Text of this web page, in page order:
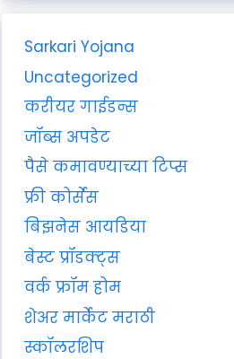
Sarkari Yojana
Uncategorized
करीयर गाईडन्स
जॉब्स अपडेट
पैसे कमावण्याच्या टिप्स
फ्री कोर्सेस
बिझनेस आयडिया
बेस्ट प्रॉडक्ट्स
वर्क फ्रॉम होम
शेअर मार्केट मराठी
स्कॉलरशिप